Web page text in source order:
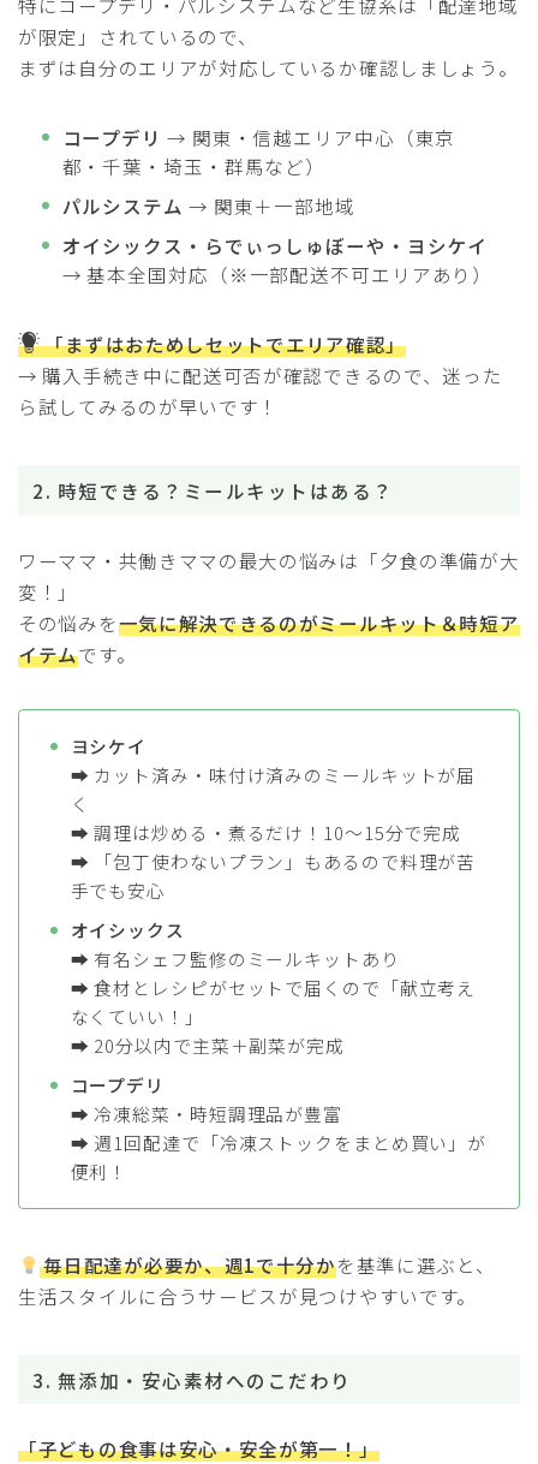
が限定」されているので、
まずは自分のエリアが対応しているか確認しましょう。
コープデリ → 関東・信越エリア中心（東京
都・千葉・埼玉・群馬など）
パルシステム → 関東＋一部地域
オイシックス・らでぃっしゅぼーや・ヨシケイ
→ 基本全国対応（※一部配送不可エリアあり）
「まずはおためしセットでエリア確認」
→ 購入手続き中に配送可否が確認できるので、迷った
ら試してみるのが早いです！
2. 時短できる？ミールキットはある？
ワーママ・共働きママの最大の悩みは「夕食の準備が大
変！」
その悩みを一気に解決できるのがミールキット＆時短ア
イテムです。
ヨシケイ
➡ カット済み・味付け済みのミールキットが届
く
➡ 調理は炒める・煮るだけ！10〜15分で完成
➡ 「包丁使わないプラン」もあるので料理が苦
手でも安心
オイシックス
➡ 有名シェフ監修のミールキットあり
➡ 食材とレシピがセットで届くので「献立考え
なくていい！」
➡ 20分以内で主菜＋副菜が完成
コープデリ
➡ 冷凍総菜・時短調理品が豊富
➡ 週1回配達で「冷凍ストックをまとめ買い」が
便利！
毎日配達が必要か、週1で十分かを基準に選ぶと、
生活スタイルに合うサービスが見つけやすいです。
3. 無添加・安心素材へのこだわり
「子どもの食事は安心・安全が第一！」